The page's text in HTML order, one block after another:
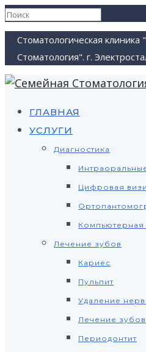
Стоматологическая клиника
Стоматология". г.
ГЛАВНАЯ
УСЛУГИ
Диагностика
Цифровая
Лечение зубов
Кариес
Пульпит
Удаление
Лечение
Периодонтит